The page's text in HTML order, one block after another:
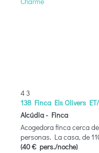
4 3
138 Finca Els Olivers
Alcúdia - Finca
Acogedora finca cerca
personas. La casa, de
(40 € pers./noche)